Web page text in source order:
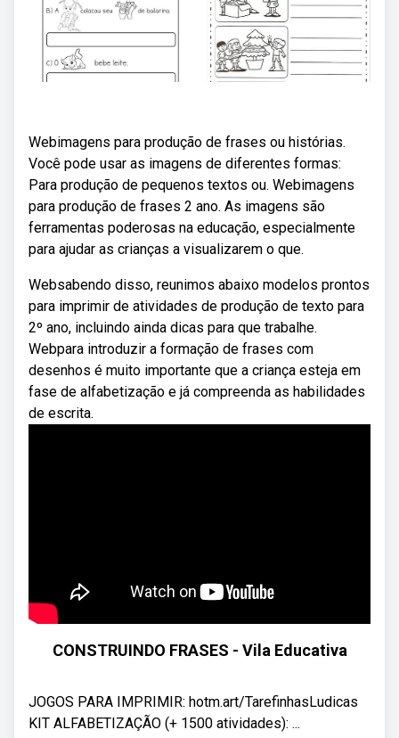
Webimagens para produção de frases ou histórias.
Você pode usar as imagens de diferentes formas:
Para produção de pequenos textos ou. Webimagens
para produção de frases 2 ano. As imagens são
ferramentas poderosas na educação, especialmente
para ajudar as crianças a visualizarem o que.
Websabendo disso, reunimos abaixo modelos prontos
para imprimir de atividades de produção de texto para
2º ano, incluindo ainda dicas para que trabalhe.
Webpara introduzir a formação de frases com
desenhos é muito importante que a criança esteja em
fase de alfabetização e já compreenda as habilidades
de escrita.
CONSTRUINDO FRASES - Vila Educativa
JOGOS PARA IMPRIMIR: hotm.art/TarefinhasLudicas
KIT ALFABETIZAÇÃO (+ 1500 atividades): ...